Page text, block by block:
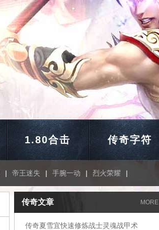
1.80合击 传奇字符
| 帝王迷失 | 手腕一动 | 烈火荣耀 |
MORE
传奇文章
传奇夏雪宜快速修炼战士灵魂战甲术